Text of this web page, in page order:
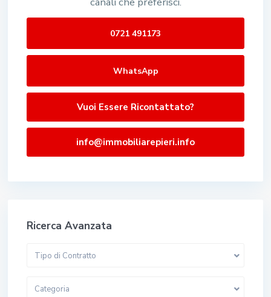
0721 491173
WhatsApp
Vuoi Essere Ricontattato?
info@immobiliarepieri.info
Ricerca Avanzata
Tipo di Contratto
Categoria